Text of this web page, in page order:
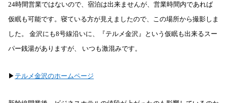
24時間営業ではないので、宿泊は出来ませんが、営業時間内であれば
仮眠も可能です。寝ている方が見えましたので、この場所から撮影しま
した。 金沢にも8号線沿いに、『テルメ金沢』という仮眠も出来るスー
パー銭湯がありますが、 いつも激混みです。
▶︎ テルメ金沢のホームページ